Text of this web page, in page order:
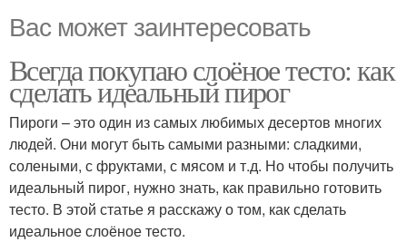
Вас может заинтересовать
Всегда покупаю слоёное тесто: как
сделать идеальный пирог
Пироги – это один из самых любимых десертов многих
людей. Они могут быть самыми разными: сладкими,
солеными, с фруктами, с мясом и т.д. Но чтобы получить
идеальный пирог, нужно знать, как правильно готовить
тесто. В этой статье я расскажу о том, как сделать
идеальное слоёное тесто.